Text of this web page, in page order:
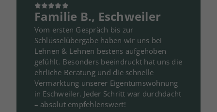
PLZ
Ort und Ortsteil
(optional) Wollen Sie uns noch etwas zur Immobilie
mitteilen?
Familie B., Eschweiler
Vom ersten Gespräch bis zur
Schlüsselübergabe haben wir uns bei
Lehnen & Lehnen bestens aufgehoben
gefühlt. Besonders beeindruckt hat uns die
ehrliche Beratung und die schnelle
Vermarktung unserer Eigentumswohnung
in Eschweiler. Jeder Schritt war durchdacht
– absolut empfehlenswert!